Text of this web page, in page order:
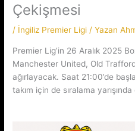
Çekişmesi
/ İngiliz Premier Ligi / Yazan
Premier Lig’in 26 Aralık 2025
Manchester United, Old
ağırlayacak. Saat 21:00’de
takım için de sıralama